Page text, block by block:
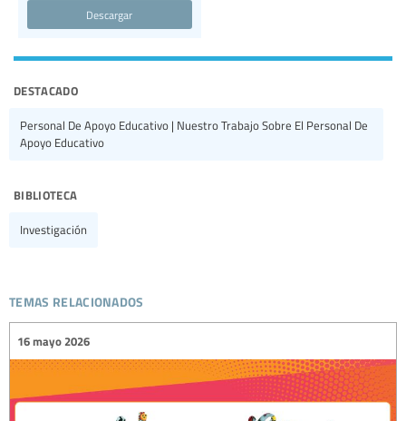
Descargar
destacado
Personal De Apoyo Educativo | Nuestro Trabajo Sobre El Personal De
Apoyo Educativo
biblioteca
Investigación
temas relacionados
16 mayo 2026